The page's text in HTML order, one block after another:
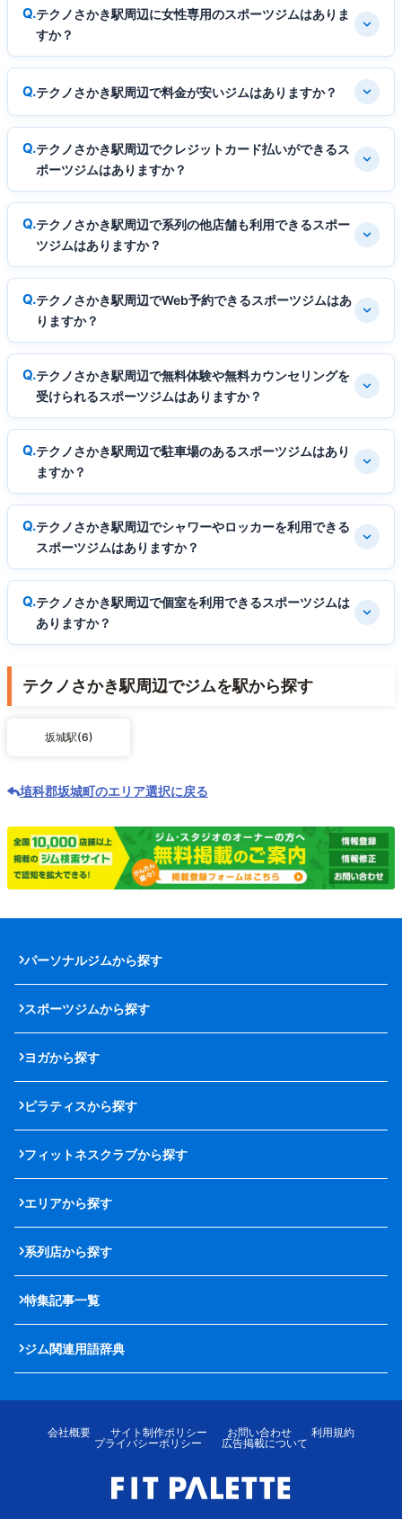
テクノさかき駅周辺に女性専用のスポーツジムはありま
すか？
テクノさかき駅周辺で料金が安いジムはありますか？
テクノさかき駅周辺でクレジットカード払いができるス
ポーツジムはありますか？
テクノさかき駅周辺で系列の他店舗も利用できるスポー
ツジムはありますか？
テクノさかき駅周辺でWeb予約できるスポーツジムはあ
りますか？
テクノさかき駅周辺で無料体験や無料カウンセリングを
受けられるスポーツジムはありますか？
テクノさかき駅周辺で駐車場のあるスポーツジムはあり
ますか？
テクノさかき駅周辺でシャワーやロッカーを利用できる
スポーツジムはありますか？
テクノさかき駅周辺で個室を利用できるスポーツジムは
ありますか？
テクノさかき駅周辺でジムを駅から探す
坂城駅(6)
埴科郡坂城町のエリア選択に戻る
パーソナルジムから探す
スポーツジムから探す
ヨガから探す
ピラティスから探す
フィットネスクラブから探す
エリアから探す
系列店から探す
特集記事一覧
ジム関連用語辞典
会社概要 サイト制作ポリシー お問い合わせ
利用規約
プライバシーポリシー
広告掲載について